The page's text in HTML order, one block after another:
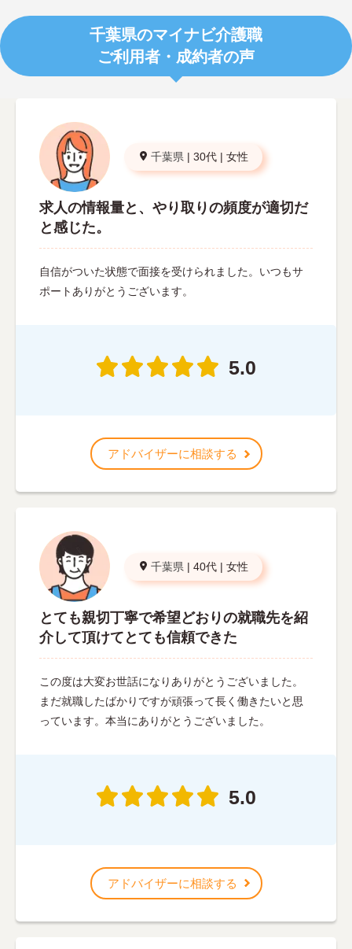
千葉県のマイナビ介護職
ご利用者・成約者の声
千葉県 | 30代 | 女性
求人の情報量と、やり取りの頻度が適切だ
と感じた。
自信がついた状態で面接を受けられました。いつもサ
ポートありがとうございます。
5.0
アドバイザーに相談する
千葉県 | 40代 | 女性
とても親切丁寧で希望どおりの就職先を紹
介して頂けてとても信頼できた
この度は大変お世話になりありがとうございました。
まだ就職したばかりですが頑張って長く働きたいと思
っています。本当にありがとうございました。
5.0
アドバイザーに相談する